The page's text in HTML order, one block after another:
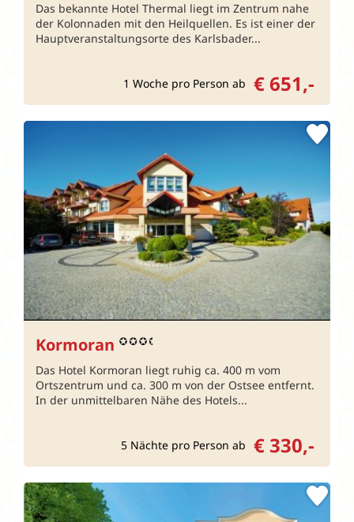
Das bekannte Hotel Thermal liegt im Zentrum nahe
der Kolonnaden mit den Heilquellen. Es ist einer der
Hauptveranstaltungsorte des Karlsbader...
1 Woche pro Person ab € 651,-
Kormoran
Das Hotel Kormoran liegt ruhig ca. 400 m vom
Ortszentrum und ca. 300 m von der Ostsee entfernt.
In der unmittelbaren Nähe des Hotels...
5 Nächte pro Person ab € 330,-